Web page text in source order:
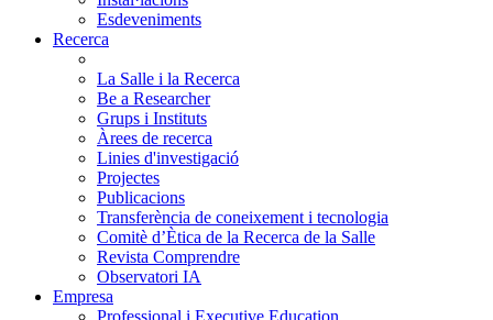
Esdeveniments
Recerca
La Salle i la Recerca
Be a Researcher
Grups i Instituts
Àrees de recerca
Linies d'investigació
Projectes
Publicacions
Transferència de coneixement i tecnologia
Comitè d’Ètica de la Recerca de la Salle
Revista Comprendre
Observatori IA
Empresa
Professional i Executive Education